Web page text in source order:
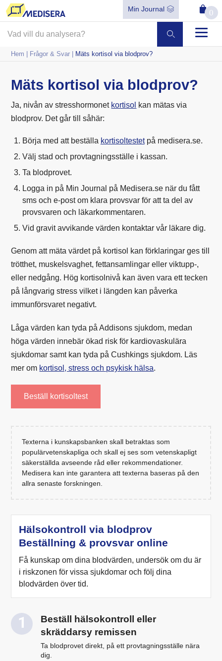
Min Journal 0
Hem | Frågor & Svar | Mäts kortisol via blodprov?
Mäts kortisol via blodprov?
Ja, nivån av stresshormonet kortisol kan mätas via
blodprov. Det går till såhär:
Börja med att beställa kortisoltestetpå medisera.se.
Välj stad och provtagningsställe i kassan.
Ta blodprovet.
Logga in på Min Journal på Medisera.se när du fått
sms och e-post om klara provsvar för att ta del av
provsvaren och läkarkommentaren.
Vid gravit avvikande värden kontaktar vår läkare dig.
Genom att mäta värdet på kortisol kan förklaringar ges till
trötthet, muskelsvaghet, fettansamlingar eller viktupp-,
eller nedgång. Hög kortisolnivå kan även vara ett tecken
på långvarig stress vilket i längden kan påverka
immunförsvaret negativt.
Låga värden kan tyda på Addisons sjukdom, medan
höga värden innebär ökad risk för kardiovaskulära
sjukdomar samt kan tyda på Cushkings sjukdom. Läs
mer om kortisol, stress och psykisk hälsa.
Beställ kortisoltest
Texterna i kunskapsbanken skall betraktas som
populärvetenskapliga och skall ej ses som vetenskapligt
säkerställda avseende råd eller rekommendationer.
Medisera kan inte garantera att texterna baseras på den
allra senaste forskningen.
Hälsokontroll via blodprov
Beställning & provsvar online
Få kunskap om dina blodvärden, undersök om du är
i riskzonen för vissa sjukdomar och följ dina
blodvärden över tid.
Beställ hälsokontroll eller
skräddarsy remissen
Ta blodprovet direkt, på ett provtagningsställe nära
dig.